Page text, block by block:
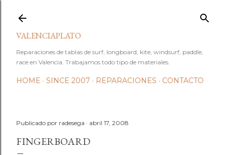
VALENCIAPLATO
Reparaciones de tablas de surf, longboard, kite, windsurf, paddle,
race en Valencia. Trabajamos todo tipo de materiales.
HOME SINCE 2007 REPARACIONES CONTACTO
Publicado por radesega abril 17, 2008
FINGERBOARD